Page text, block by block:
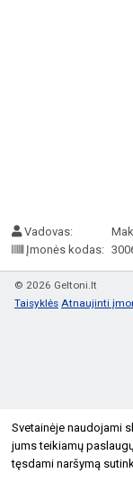
Svetainėje naudojami
jums teikiamų
tęsdami naršymą
Vadovas:
Įmonės kodas:
© 2026 Geltoni.lt
Taisyklės Atnaujinti